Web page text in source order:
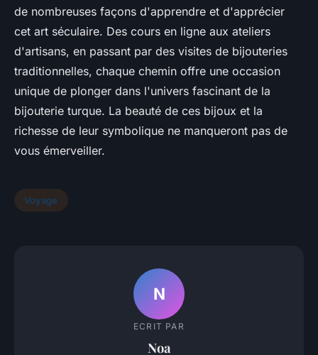
de nombreuses façons d'apprendre et d'apprécier
cet art séculaire. Des cours en ligne aux ateliers
d'artisans, en passant par des visites de bijouteries
traditionnelles, chaque chemin offre une occasion
unique de plonger dans l'univers fascinant de la
bijouterie turque. La beauté de ces bijoux et la
richesse de leur symbolique ne manqueront pas de
vous émerveiller.
Voyage
N
ECRIT PAR
Noa